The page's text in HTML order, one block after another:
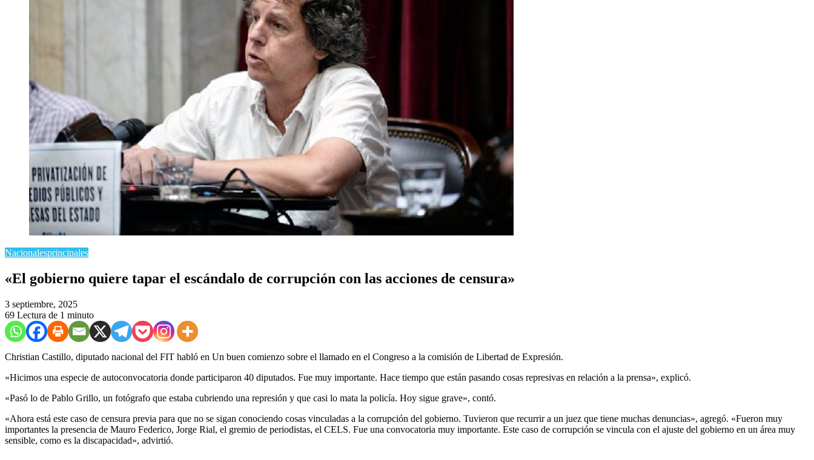
Nacionalesprincipales
​«El gobierno quiere tapar el escándalo de corrupción con las acciones de censura»
3 septiembre, 2025
69 Lectura de 1 minuto
Christian Castillo, diputado nacional del FIT habló en Un buen comienzo sobre el llamado en el Congreso a la comisión de Libertad de Expresión.
«Hicimos una especie de autoconvocatoria donde participaron 40 diputados. Fue muy importante. Hace tiempo que están pasando cosas represivas en relación a la prensa», explicó.
«Pasó lo de Pablo Grillo, un fotógrafo que estaba cubriendo una represión y que casi lo mata la policía. Hoy sigue grave», contó.
«Ahora está este caso de censura previa para que no se sigan conociendo cosas vinculadas a la corrupción del gobierno. Tuvieron que recurrir a un juez que tiene muchas denuncias», agregó. «Fueron muy
importantes la presencia de Mauro Federico, Jorge Rial, el gremio de periodistas, el CELS. Fue una convocatoria muy importante. Este caso de corrupción se vincula con el ajuste del gobierno en un área muy
sensible, como es la discapacidad», advirtió.